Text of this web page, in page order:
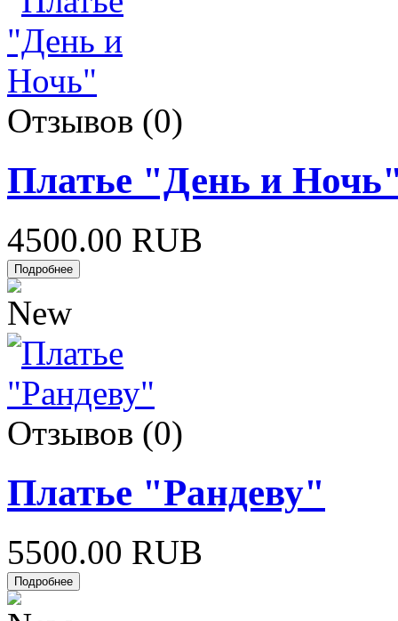
Отзывов (0)
Платье "День и
4500.00 RUB
Отзывов (0)
Платье "Рандеву"
5500.00 RUB